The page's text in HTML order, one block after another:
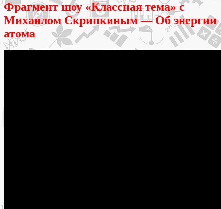
Фрагмент шоу «Классная тема» с
Михаилом Скрипкиным — Об энергии
атома